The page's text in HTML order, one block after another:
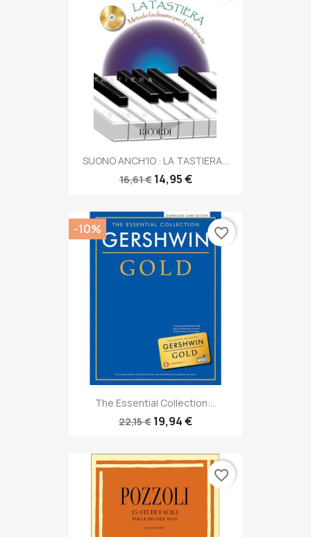
SUONO ANCH'IO : LA TASTIERA...
16,61 € 14,95 €
The Essential Collection:...
22,15 € 19,94 €
-10% favorite_border
favorite_border